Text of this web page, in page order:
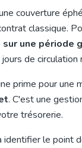
couverture
classique.
une période
de circulation
prime pour une
. C'est une
trésorerie.
identifier le point